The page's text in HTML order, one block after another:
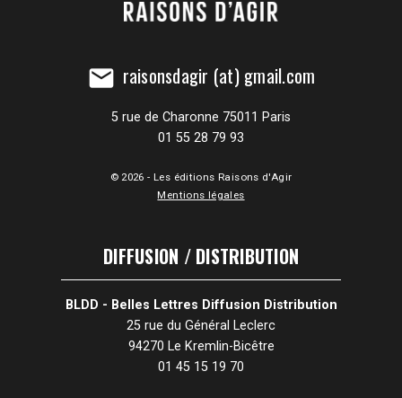
mail raisonsdagir (at) gmail.com
5 rue de Charonne 75011 Paris
01 55 28 79 93
© 2026 - Les éditions Raisons d'Agir
Mentions légales
DIFFUSION / DISTRIBUTION
BLDD - Belles Lettres Diffusion Distribution
25 rue du Général Leclerc
94270 Le Kremlin-Bicêtre
01 45 15 19 70